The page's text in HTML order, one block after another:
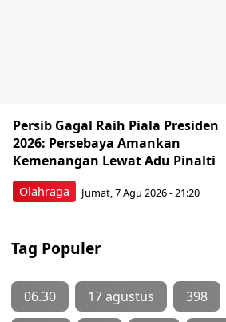
Olahraga
Persib Gagal Raih Piala Presiden
2026: Persebaya Amankan
Kemenangan Lewat Adu Pinalti
Jumat, 7 Agu 2026 - 21:20
Tag Populer
06.30 17 agustus 398